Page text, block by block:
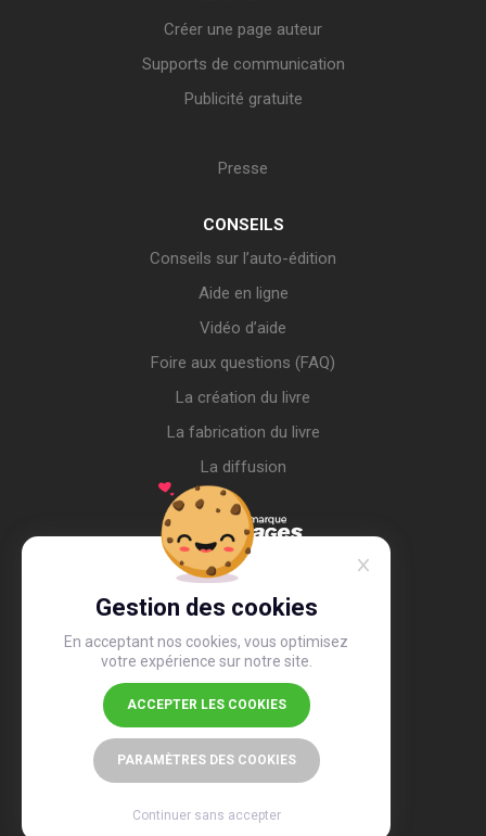
Gestion des cookies
En acceptant nos cookies, vous optimisez
votre expérience sur notre site.
ACCEPTER LES COOKIES
PARAMÈTRES DES COOKIES
Continuer sans accepter
Créer une page auteur
Supports de communication
Publicité gratuite
Presse
CONSEILS
Conseils sur l’auto-édition
Aide en ligne
Vidéo d’aide
Foire aux questions (FAQ)
La création du livre
La fabrication du livre
La diffusion
4,4